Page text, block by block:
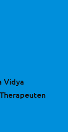
Vidya